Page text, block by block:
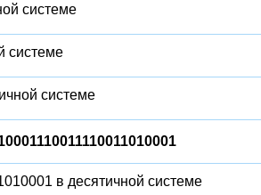
системе
системе
системе
в десятичной системе